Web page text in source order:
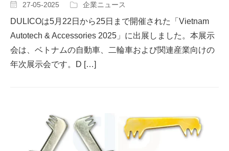
27-05-2025 企業ニュース
DULICOは5月22日から25日まで開催された「Vietnam
Autotech & Accessories 2025」に出展しました。本展示
会は、ベトナムの自動車、二輪車および関連産業向けの
年次展示会です。D […]